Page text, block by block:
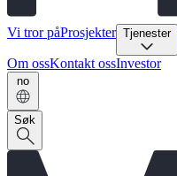
Vi tror påProsjekter Tjenester
Om ossKontakt ossInvestor
no
Søk